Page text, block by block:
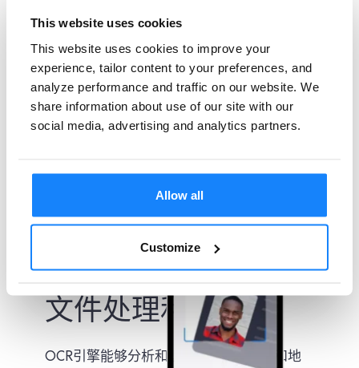
This website uses cookies
This website uses cookies to improve your
experience, tailor content to your preferences, and
analyze performance and traffic on our website. We
share information about use of our site with our
social media, advertising and analytics partners.
Allow all
Customize
文件处理和验证
OCR引擎能够分析和识别250多个国家和地